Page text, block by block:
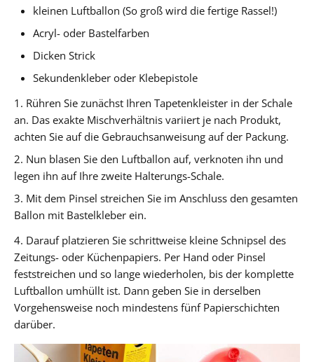
kleinen Luftballon (So groß wird die fertige Rassel!)
Acryl- oder Bastelfarben
Dicken Strick
Sekundenkleber oder Klebepistole
1. Rühren Sie zunächst Ihren Tapetenkleister in der Schale
an. Das exakte Mischverhältnis variiert je nach Produkt,
achten Sie auf die Gebrauchsanweisung auf der Packung.
2. Nun blasen Sie den Luftballon auf, verknoten ihn und
legen ihn auf Ihre zweite Halterungs-Schale.
3. Mit dem Pinsel streichen Sie im Anschluss den gesamten
Ballon mit Bastelkleber ein.
4. Darauf platzieren Sie schrittweise kleine Schnipsel des
Zeitungs- oder Küchenpapiers. Per Hand oder Pinsel
feststreichen und so lange wiederholen, bis der komplette
Luftballon umhüllt ist. Dann geben Sie in derselben
Vorgehensweise noch mindestens fünf Papierschichten
darüber.